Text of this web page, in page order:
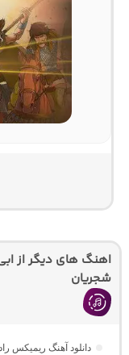
اهنگ های دیگر از
شجریان
دانلود آهنگ ریمیکس رادیو تهران 18 از دیجی ای فر